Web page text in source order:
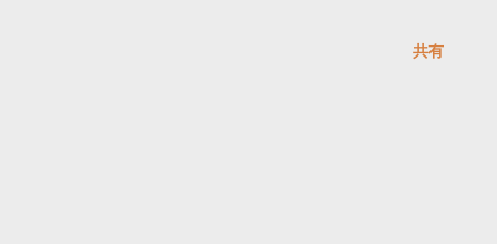
共有